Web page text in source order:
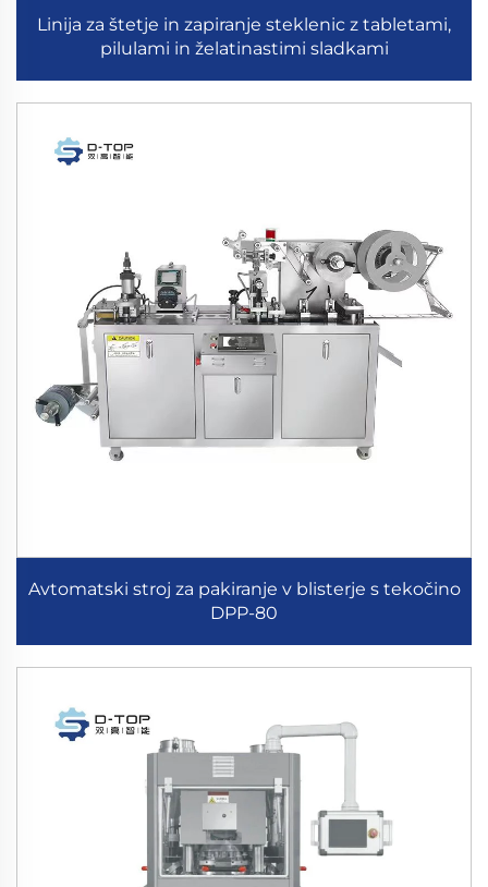
Linija za štetje in zapiranje steklenic z tabletami,
pilulami in želatinastimi sladkami
Avtomatski stroj za pakiranje v blisterje s tekočino
DPP-80